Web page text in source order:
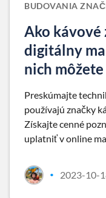
BUDOVANIA
Ako kávové
digitálny
nich
Preskúmajte
používajú značky
Získajte cenné
uplatniť v online
• 2023-10-